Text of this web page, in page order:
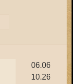
06.06
10.26